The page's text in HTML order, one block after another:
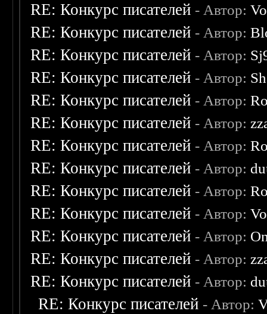
RE: Конкурс писателей - Автор:
RE: Конкурс писателей - Автор:
RE: Конкурс писателей - Автор:
RE: Конкурс писателей - Автор:
RE: Конкурс писателей - Автор:
RE: Конкурс писателей - Автор:
RE: Конкурс писателей - Автор:
RE: Конкурс писателей - Автор:
RE: Конкурс писателей - Автор:
RE: Конкурс писателей - Автор:
RE: Конкурс писателей - Автор:
RE: Конкурс писателей - Автор:
RE: Конкурс писателей - Автор:
RE: Конкурс писателей - Автор: